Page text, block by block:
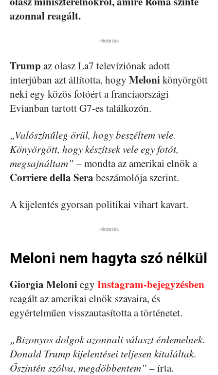
azonnal reagált.
Hirdetés
Trump az olasz La7 televíziónak adott
interjúban azt állította, hogy Melonikönyörgött
neki egy közös fotóért a franciaországi
Evianban tartott G7-es találkozón.
„Valószínűleg örül, hogy beszéltem vele.
Könyörgött, hogy készítsek vele egy fotót,
megsajnáltam” – mondta az amerikai elnök a
Corriere della Sera beszámolója szerint.
A kijelentés gyorsan politikai vihart kavart.
Hirdetés
Meloni nem hagyta szó nélkül
Giorgia Meloniegy Instagram-bejegyzésben
reagált az amerikai elnök szavaira, és
egyértelműen visszautasította a történetet.
„Bizonyos dolgok azonnali választ érdemelnek.
Donald Trump kijelentései teljesen kitaláltak.
Őszintén szólva, megdöbbentem” – írta.